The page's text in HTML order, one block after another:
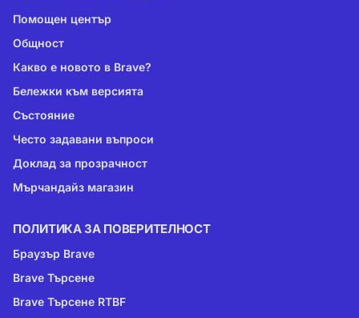
Помощен център
Общност
Какво е новото в Brave?
Бележки към версията
Състояние
Често задавани въпроси
Доклад за прозрачност
Мърчандайз магазин
ПОЛИТИКА ЗА ПОВЕРИТЕЛНОСТ
Браузър Brave
Brave Търсене
Brave Търсене RTBF